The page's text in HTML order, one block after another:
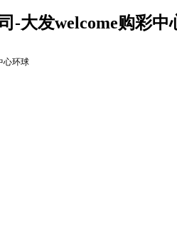
-大发welcome购彩中
心环球